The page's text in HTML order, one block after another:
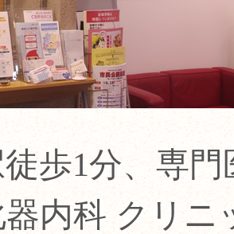
歩1分、専
内科 クリニ